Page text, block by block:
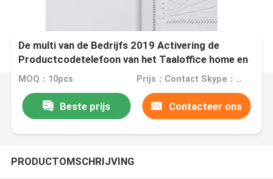
De multi van de Bedrijfs 2019 Activering de
Productcodetelefoon van het Taaloffice home en
MOQ：10pcs Prijs：Contact Skype：daiqinghua007
Beste prijs Contacteer ons
PRODUCTOMSCHRIJVING